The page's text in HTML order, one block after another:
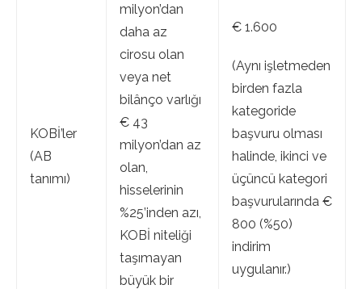
KOBİ’ler
(AB
tanımı)
milyon’dan
daha az
cirosu olan
veya net
bilânço varlığı
€ 43
milyon’dan az
olan,
hisselerinin
%25’inden azı,
KOBİ niteliği
taşımayan
büyük bir
€ 1.600
(Aynı işletmeden
birden fazla
kategoride
başvuru olması
halinde, ikinci ve
üçüncü kategori
başvurularında €
800 (%50)
indirim
uygulanır.)